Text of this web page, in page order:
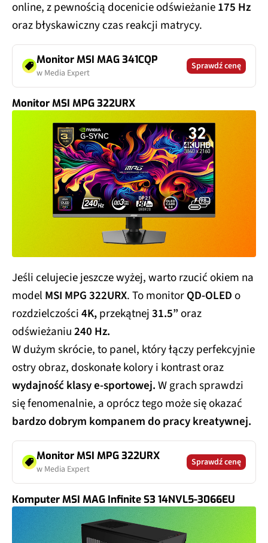
online, z pewnością docenicie odświeżanie175 Hz
oraz błyskawiczny czas reakcji matrycy.
Monitor MSI MAG 341CQP
w Media Expert
Sprawdź cenę
Monitor MSI MPG 322URX
Jeśli celujecie jeszcze wyżej, warto rzucić okiem na
model MSI MPG 322URX. To monitorQD-OLEDo
rozdzielczości4K,przekątnej31.5”oraz
odświeżaniu240 Hz.
W dużym skrócie, to panel, który łączy perfekcyjnie
ostry obraz, doskonałe kolory i kontrast oraz
wydajność klasy e-sportowej.W grach sprawdzi
się fenomenalnie, a oprócz tego może się okazać
bardzo dobrym kompanem do pracy kreatywnej.
Monitor MSI MPG 322URX
w Media Expert
Sprawdź cenę
Komputer MSI MAG Infinite S3 14NVL5-3066EU